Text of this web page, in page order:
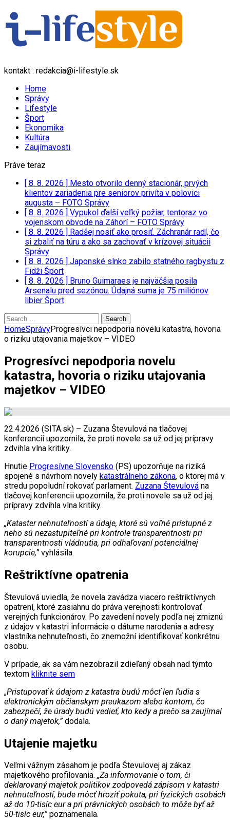
kontakt : redakcia@i-lifestyle.sk
Home
Správy
Lifestyle
Šport
Ekonomika
Kultúra
Zaujímavosti
Práve teraz
[ 8. 8. 2026 ] Mesto otvorilo denný stacionár, prvých
klientov zariadenia pre seniorov privíta v polovici
augusta – FOTO Správy
[ 8. 8. 2026 ] Vypukol ďalší veľký požiar, tentoraz vo
vojenskom obvode na Záhorí – FOTO Správy
[ 8. 8. 2026 ] Radšej nosiť ako prosiť. Záchranár radí, čo
si zbaliť na túru a ako sa zachovať v krízovej situácii
Správy
[ 8. 8. 2026 ] Japonské slnko zabilo statného ragbystu z
Fidži Šport
[ 8. 8. 2026 ] Bruno Guimaraes je najväčšia posila
Arsenalu pred sezónou. Údajná suma je 75 miliónov
libier Šport
Search
for:
HomeSprávyProgresívci nepodporia novelu katastra, hovoria
o riziku utajovania majetkov – VIDEO
Progresívci nepodporia novelu
katastra, hovoria o riziku utajovania
majetkov – VIDEO
22.4.2026 (SITA.sk) – Zuzana Števulová na tlačovej
konferencii upozornila, že proti novele sa už od jej prípravy
zdvihla vlna kritiky.
Hnutie Progresívne Slovensko (PS) upozorňuje na riziká
spojené s návrhom novely katastrálneho zákona, o ktorej má v
stredu popoludní rokovať parlament. Zuzana Števulová na
tlačovej konferencii upozornila, že proti novele sa už od jej
prípravy zdvihla vlna kritiky.
„Kataster nehnuteľností a údaje, ktoré sú voľné prístupné z
neho sú nezastupiteľné pri kontrole transparentnosti pri
transparentnosti vládnutia, pri odhaľovaní potenciálnej
korupcie,”vyhlásila.
Reštriktívne opatrenia
Števulová uviedla, že novela zavádza viacero reštriktívnych
opatrení, ktoré zasiahnu do práva verejnosti kontrolovať
verejných funkcionárov. Po zavedení novely podľa nej zmiznú
z údajov v katastri informácie o dátume narodenia a adresy
vlastníka nehnuteľnosti, čo znemožní identifikovať konkrétnu
osobu.
V prípade, ak sa vám nezobrazil zdieľaný obsah nad týmto
textom kliknite sem
„Pristupovať k údajom z katastra budú môcť len ľudia s
elektronickým občianskym preukazom alebo kontom, čo
zabezpečí, že úrady budú vedieť, kto kedy a prečo sa zaujímal
o daný majetok,”dodala.
Utajenie majetku
Veľmi vážnym zásahom je podľa Števulovej aj zákaz
majetkového profilovania. „Za informovanie o tom, či
deklarovaný majetok politikov zodpovedá zápisom v katastri
nehnuteľností, bude môcť hroziť pokuta, pri fyzických osobách
až do 10-tisíc eur a pri právnických osobách to môže byť až
50-tisíc eur,”poznamenala.